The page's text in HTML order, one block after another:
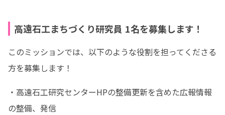
高遠石工まちづくり研究員 1名を募集します！
このミッションでは、以下のような役割を担ってくださる
方を募集します！
・高遠石工研究センターHPの整備更新を含めた広報情報
の整備、発信